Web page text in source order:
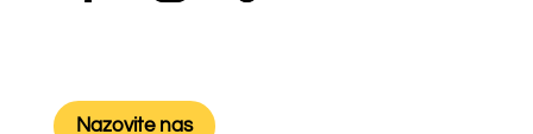
Nazovite nas